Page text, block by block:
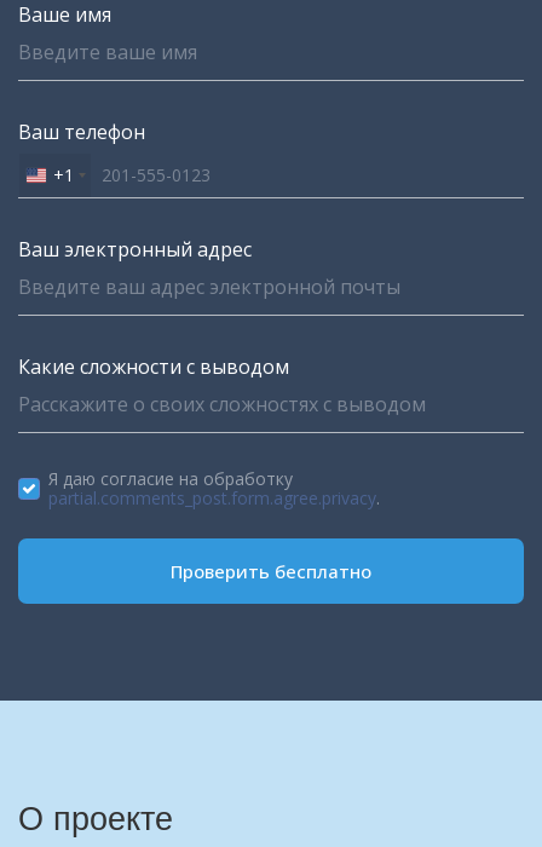
Ваше имя
Ваш телефон
United
+1
Ваш электронный адрес
Какие сложности с выводом
Я даю согласие на обработку
partial.comments_post.form.agree.privacy.
Проверить бесплатно
О проекте